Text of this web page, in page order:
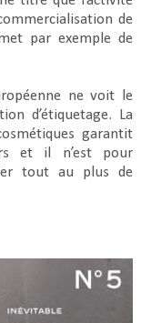
de
par exemple de
ne voit le
d’étiquetage. La
garantit
et il n’est pour
tout au plus de